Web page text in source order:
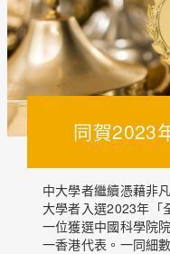
同賀2023
中大學者繼續憑藉非
大學者入選2023年「
一位獲選中國科學院
一香港代表。一同細